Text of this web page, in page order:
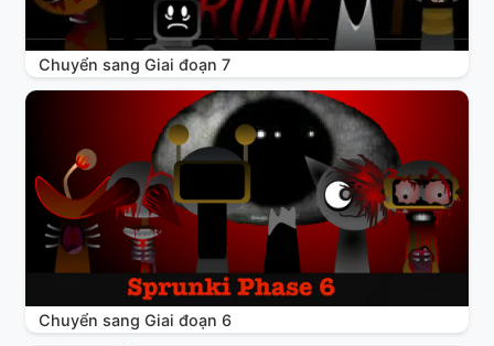
Chuyển sang Giai đoạn 7
Chuyển sang Giai đoạn 6